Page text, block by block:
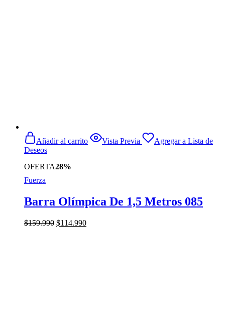
OFERTA28%
Añadir al carrito Vista Previa
Agregar a Lista de
Deseos
Fuerza
Barra Olímpica De 1,5 Metros 085
$159.990 El
$114.990El